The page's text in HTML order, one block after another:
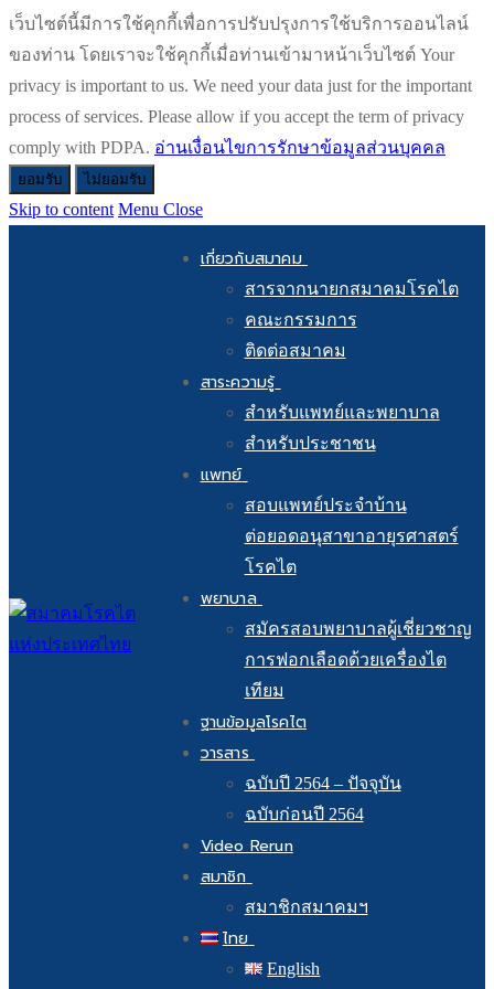
เว็บไซต์นี้มีการใช้คุกกี้เพื่อการปรับปรุงการใช้บริการออนไลน์
ของท่าน โดยเราจะใช้คุกกี้เมื่อท่านเข้ามาหน้าเว็บไซต์ Your
privacy is important to us. We need your data just for the important
process of services. Please allow if you accept the term of privacy
comply with PDPA. อ่านเงื่อนไขการรักษาข้อมูลส่วนบุคคล
ยอมรับ ไม่ยอมรับ
Skip to content Menu Close
เกี่ยวกับสมาคม
สารจากนายกสมาคมโรคไต
คณะกรรมการ
ติดต่อสมาคม
สาระความรู้
สำหรับแพทย์และพยาบาล
สำหรับประชาชน
แพทย์
สอบแพทย์ประจำบ้าน
ต่อยอดอนุสาขาอายุรศาสตร์
โรคไต
พยาบาล
สมัครสอบพยาบาลผู้เชี่ยวชาญ
การฟอกเลือดด้วยเครื่องไต
เทียม
ฐานข้อมูลโรคไต
วารสาร
ฉบับปี 2564 – ปัจจุบัน
ฉบับก่อนปี 2564
Video Rerun
สมาชิก
สมาชิกสมาคมฯ
ไทย
English